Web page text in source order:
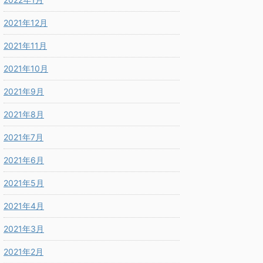
2021年12月
2021年11月
2021年10月
2021年9月
2021年8月
2021年7月
2021年6月
2021年5月
2021年4月
2021年3月
2021年2月